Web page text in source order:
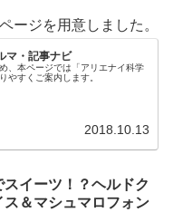
ージを用意しました。
マ・記事ナビ
、本ページでは「アリエナイ科学
やすくご案内します。
2018.10.13
イーツ！？ヘルドク
ス＆マシュマロフォン